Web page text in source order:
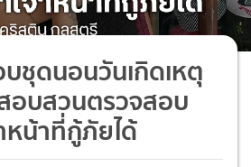
ชุดนอนวันเกิดเหตุ
บสวนตรวจสอบ
หน้าที่กู้ภัยได้